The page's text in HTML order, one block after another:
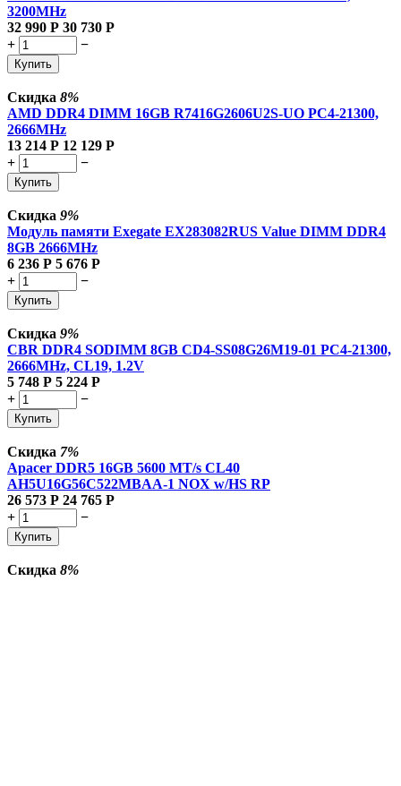
3200MHz
32 990 Р 30 730 Р
+
−
Купить
Скидка 8%
AMD DDR4 DIMM 16GB R7416G2606U2S-UO PC4-21300,
2666MHz
13 214 Р 12 129 Р
+
−
Купить
Скидка 9%
Модуль памяти Exegate EX283082RUS Value DIMM DDR4
8GB 2666MHz
6 236 Р 5 676 Р
+
−
Купить
Скидка 9%
CBR DDR4 SODIMM 8GB CD4-SS08G26M19-01 PC4-21300,
2666MHz, CL19, 1.2V
5 748 Р 5 224 Р
+
−
Купить
Скидка 7%
Apacer DDR5 16GB 5600 MT/s CL40
AH5U16G56C522MBAA-1 NOX w/HS RP
26 573 Р 24 765 Р
+
−
Купить
Скидка 8%